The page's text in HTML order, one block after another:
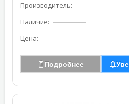
Производитель:
Наличие:
Цена:
Подробнее